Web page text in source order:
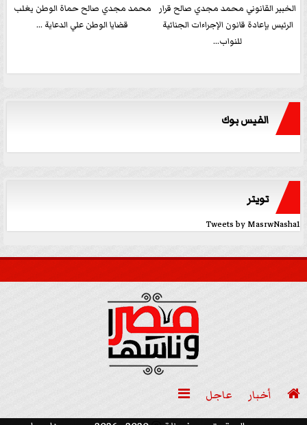
الخبير القانوني محمد مجدي صالح قرار
الرئيس بإعادة قانون الإجراءات الجنائية
للنواب...
محمد مجدي صالح حماة الوطن يغلب
قضايا الوطن علي الدعاية ...
الفيس بوك
تويتر
Tweets by MasrwNasha1
 أخبار عاجل
